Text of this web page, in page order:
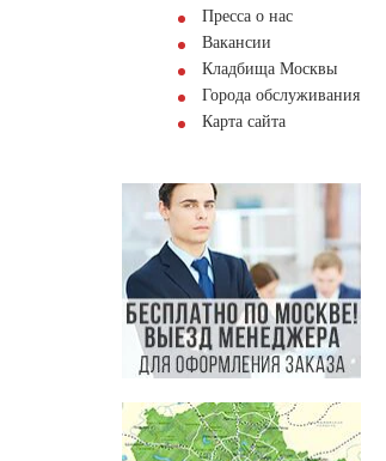
Пресса о нас
Вакансии
Кладбища Москвы
Города обслуживания
Карта сайта